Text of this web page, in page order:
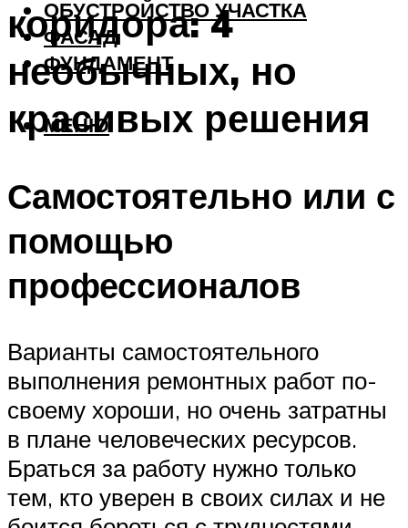
ОБУСТРОЙСТВО УЧАСТКА
ФАСАД
ФУНДАМЕНТ
МЕНЮ
коридора: 4
необычных, но
красивых решения
Самостоятельно или с
помощью
профессионалов
Варианты самостоятельного
выполнения ремонтных работ по-
своему хороши, но очень затратны
в плане человеческих ресурсов.
Браться за работу нужно только
тем, кто уверен в своих силах и не